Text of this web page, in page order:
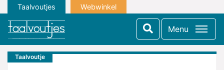
Taalvoutjes Webwinkel
Menu
Taalvoutje